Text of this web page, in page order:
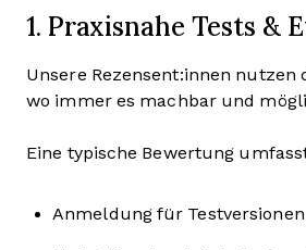
1. Praxisnahe Tests &
Unsere Rezensent:innen nutzen
wo immer es machbar und
Eine typische Bewertung
Anmeldung für